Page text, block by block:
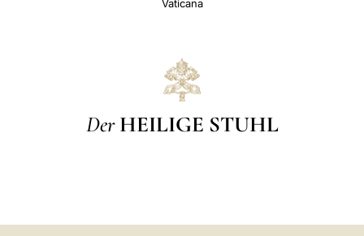
Vaticana
Der HEILIGE STUHL